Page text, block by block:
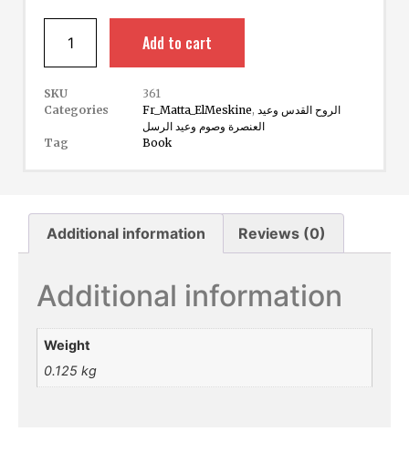
Add to cart
SKU
361
Categories
Fr_Matta_ElMeskine, الروح القدس وعيد
العنصرة وصوم وعيد الرسل
Tag
Book
Additional information Reviews (0)
Additional information
Weight
0.125 kg